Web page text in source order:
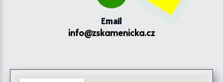
Email
info@zskamenicka.cz